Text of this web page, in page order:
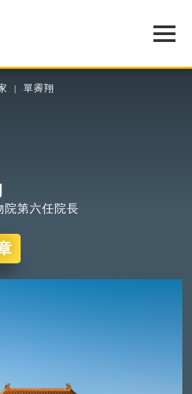
單霽翔
院第六任院長